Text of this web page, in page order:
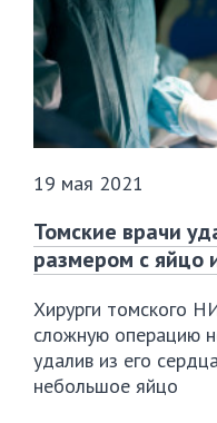
19 мая 2021
Томские врачи
размером с яйцо
Хирурги томского
сложную операцию
удалив из его
небольшое яйцо